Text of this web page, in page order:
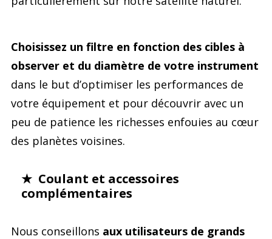
Choisissez un filtre en fonction des cibles à
observer et du diamètre de votre instrument
dans le but d’optimiser les performances de
votre équipement et pour découvrir avec un
peu de patience les richesses enfouies au cœur
des planètes voisines.
★ Coulant et accessoires
complémentaires
Nous conseillons aux utilisateurs de grands